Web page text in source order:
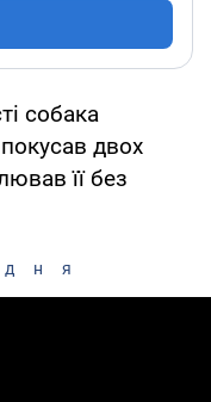
собака
двох
її без